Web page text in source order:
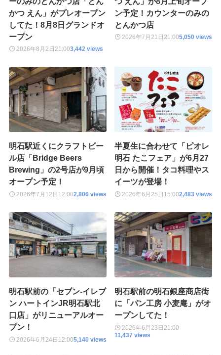
かつ えん」がプレオープン
してた！8月8日グランドオ
ープン
2026年8月2日 21:003,442 views
ン予定！カウンターのみの
とんかつ店
2026年7月21日21:005,050 views
明石駅近くにクラフトビー
ル店「Bridge Beers
Brewing」の2号店が9月頃
オープン予定！
2026年7月12日 12:002,806 views
半夏生に合わせて「ピオレ
明石 たこフェア」が6月27
日から開催！タコ料理やス
イーツが登場！
2026年6月25日 15:002,483 views
明石駅前の「セブン-イレブ
ン ハートインJR明石駅北
口店」がリニューアルオー
プン！
2026年6月24日 12:005,140 views
明石駅前の明石銀座商店街
に「パン工房 小麦庵」がオ
ープンしてた！
2026年6月23日 21:00
11,437 views